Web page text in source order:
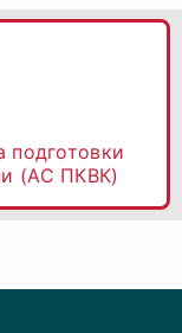
подготовки
(АС ПКВК)